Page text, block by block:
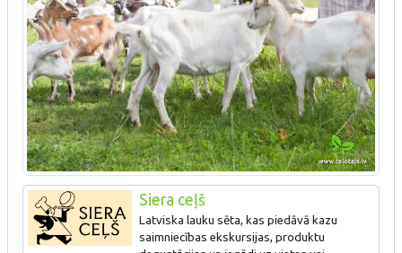
Siera ceļš
Latviska lauku sēta, kas piedāvā kazu
saimniecības ekskursijas, produktu